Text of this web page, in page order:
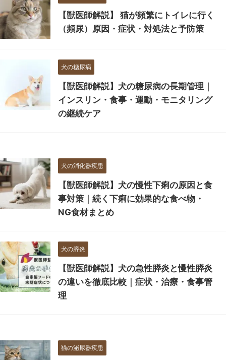
【獣医師解説】 猫が頻繁にトイレに行く
（頻尿）原因・症状・対処法と予防策
犬の糖尿病
【獣医師解説】犬の糖尿病の長期管理｜
インスリン・食事・運動・モニタリング
の継続ケア
犬の消化器疾患
【獣医師解説】犬の慢性下痢の原因と食
事対策｜続く下痢に効果的な食べ物・
NG食材まとめ
犬の膵炎
【獣医師解説】犬の急性膵炎と慢性膵炎
の違いを徹底比較｜症状・治療・食事管
理
猫の泌尿器疾患